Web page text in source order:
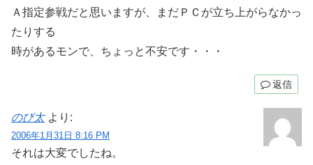
Ａ指定参戦だと思いますが、まだＰＣが立ち上がらなかっ
たりする
時があるモンで、ちょっと不安です・・・
返信
のび太 より:
2006年1月31日 8:16 PM
それは大変でしたね。